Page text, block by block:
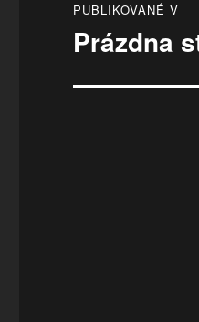
v
PUBLIKOVANÉ V
Prázdna